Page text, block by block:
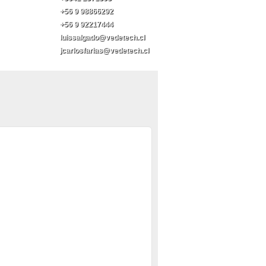
+56 9 98866292
+56 9 92217444
luissalgado@vedetech.cl
jcarlosfarias@vedetech.cl